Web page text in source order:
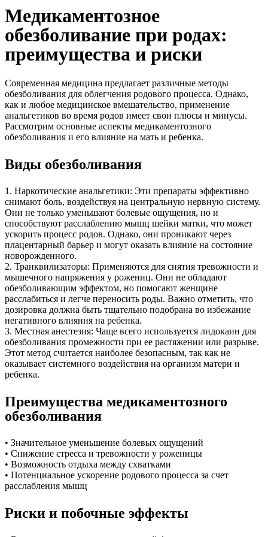
Медикаментозное
обезболивание при родах:
преимущества и риски
Современная медицина предлагает различные методы
обезболивания для облегчения родового процесса. Однако,
как и любое медицинское вмешательство, применение
анальгетиков во время родов имеет свои плюсы и минусы.
Рассмотрим основные аспекты медикаментозного
обезболивания и его влияние на мать и ребенка.
Виды обезболивания
1. Наркотические анальгетики: Эти препараты эффективно
снимают боль, воздействуя на центральную нервную систему.
Они не только уменьшают болевые ощущения, но и
способствуют расслаблению мышц шейки матки, что может
ускорить процесс родов. Однако, они проникают через
плацентарный барьер и могут оказать влияние на состояние
новорожденного.
2. Транквилизаторы: Применяются для снятия тревожности и
мышечного напряжения у рожениц. Они не обладают
обезболивающим эффектом, но помогают женщине
расслабиться и легче переносить роды. Важно отметить, что
дозировка должна быть тщательно подобрана во избежание
негативного влияния на ребенка.
3. Местная анестезия: Чаще всего используется лидокаин для
обезболивания промежности при ее растяжении или разрыве.
Этот метод считается наиболее безопасным, так как не
оказывает системного воздействия на организм матери и
ребенка.
Преимущества медикаментозного
обезболивания
• Значительное уменьшение болевых ощущений
• Снижение стресса и тревожности у роженицы
• Возможность отдыха между схватками
• Потенциальное ускорение родового процесса за счет
расслабления мышц
Риски и побочные эффекты